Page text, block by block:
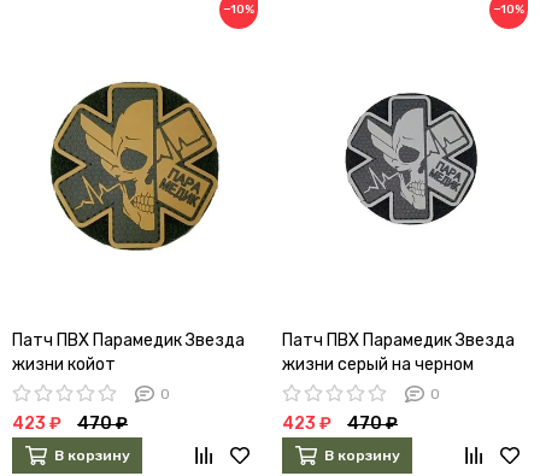
−10%
Патч ПВХ Парамедик Звезда
жизни койот
0
423 ₽ 470 ₽
В корзину
−10%
Патч ПВХ Парамедик Звезда
жизни серый на черном
0
423 ₽ 470 ₽
В корзину